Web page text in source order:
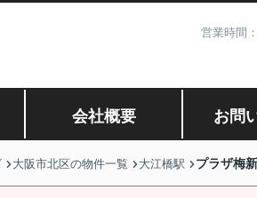
営業時間
会社概要 お問
大阪市北区の物件一覧 大江橋駅 プラザ梅